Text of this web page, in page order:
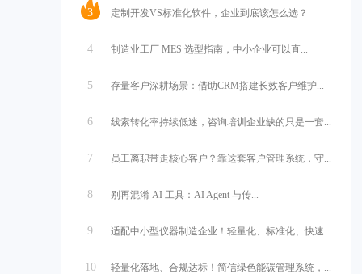
3 定制开发VS标准化软件，企业到底该怎么选？
4 制造业工厂 MES 选型指南，中小企业可以直...
5 存量客户深耕场景：借助CRM搭建长效客户维护...
6 线索转化率持续低迷，咨询培训企业缺的只是一套...
7 员工离职带走核心客户？靠这套客户管理系统，守...
8 别再混淆 AI 工具：AI Agent 与传...
9 适配中小型仪器制造企业！轻量化、标准化、快速...
10 轻量化落地、合规达标！简信绿色能碳管理系统，...